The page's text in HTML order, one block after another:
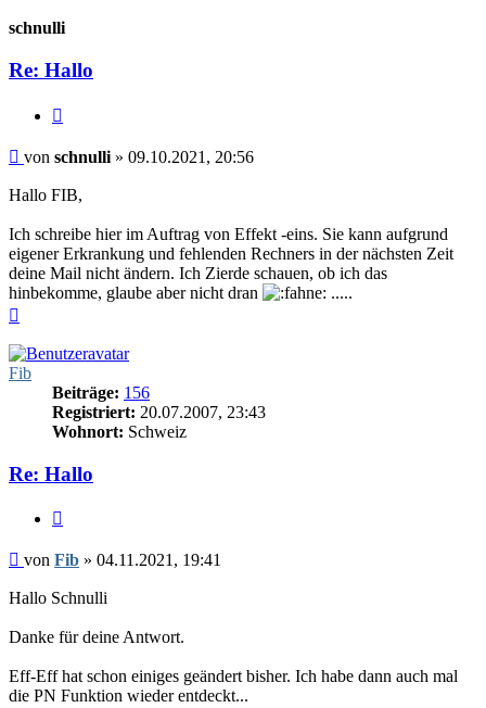
schnulli
Re: Hallo
Beitrag
von schnulli » 09.10.2021, 20:56
Hallo FIB,
Ich schreibe hier im Auftrag von Effekt -eins. Sie kann aufgrund
eigener Erkrankung und fehlenden Rechners in der nächsten Zeit
deine Mail nicht ändern. Ich Zierde schauen, ob ich das
hinbekomme, glaube aber nicht dran
.....
Fib
Beiträge: 156
Registriert: 20.07.2007, 23:43
Wohnort: Schweiz
Re: Hallo
Beitrag
von Fib » 04.11.2021, 19:41
Hallo Schnulli
Danke für deine Antwort.
Eff-Eff hat schon einiges geändert bisher. Ich habe dann auch mal
die PN Funktion wieder entdeckt...